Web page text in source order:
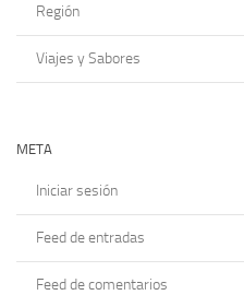
Región
Viajes y Sabores
META
Iniciar sesión
Feed de entradas
Feed de comentarios